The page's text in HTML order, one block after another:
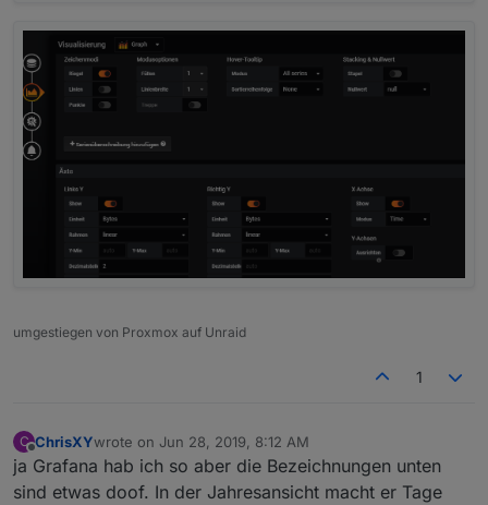
umgestiegen von Proxmox auf Unraid
1
C
Offline
ChrisXYwrote on Jun 28, 2019, 8:12 AM
last edited by
ja Grafana hab ich so aber die Bezeichnungen unten
sind etwas doof. In der Jahresansicht macht er Tage